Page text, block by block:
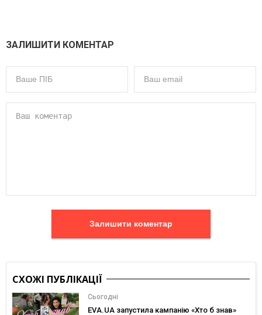
ЗАЛИШИТИ КОМЕНТАР
Залишити коментар
СХОЖІ ПУБЛІКАЦІЇ
Сьогодні
EVA.UA запустила кампанію «Хто б знав»